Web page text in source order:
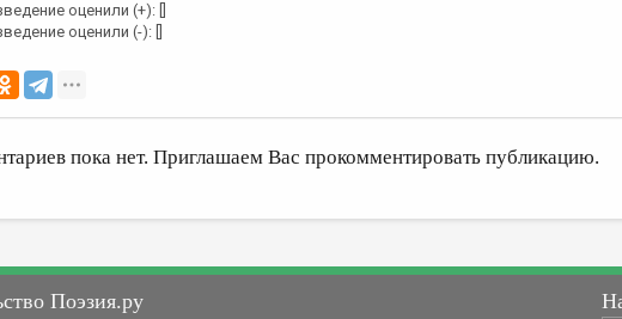
оценили (+): []
оценили (-): []
пока нет. Приглашаем Вас прокомментировать публикацию.
Поэзия.ру